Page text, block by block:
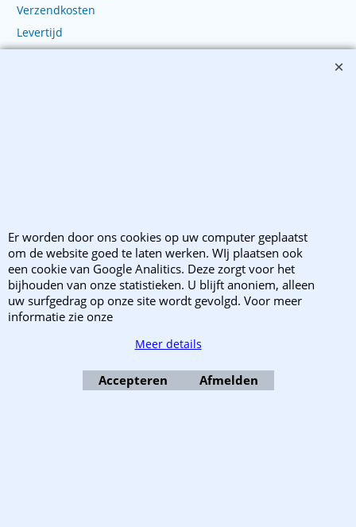
Verzendkosten
Levertijd
Retourzendingen
Klachten?
Copyright 2003-2025 EnvelopShop. Alle rechten voorbehouden. EnvelopShop is
onderdeel van Webb Trade B.V..
Webwinkel gemaakt met ShopFactory webwinkel software.
Er worden door ons cookies op uw computer geplaatst
om de website goed te laten werken. WIj plaatsen ook
een cookie van Google Analitics. Deze zorgt voor het
bijhouden van onze statistieken. U blijft anoniem, alleen
uw surfgedrag op onze site wordt gevolgd. Voor meer
informatie zie onze
Meer details
Accepteren Afmelden